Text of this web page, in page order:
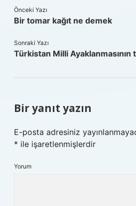
Önceki Yazı
Bir tomar kağıt ne demek
Sonraki Yazı
Türkistan Milli
Bir yanıt yazın
E-posta adresiniz
* ile işaretlenmişlerdir
Yorum